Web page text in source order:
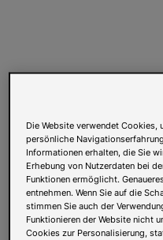
Die Website verwendet Cookies,
persönliche
Informationen erhalten, die Sie
Erhebung von Nutzerdaten bei
Funktionen ermöglicht.
entnehmen. Wenn Sie auf die
stimmen Sie auch der
Funktionieren der Website nicht
Cookies zur Personalisierung,